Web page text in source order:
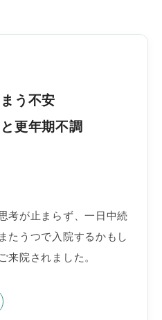
う不安
更年期不調
考が止まらず、一日中続
たうつで入院するかもし
来院されました。